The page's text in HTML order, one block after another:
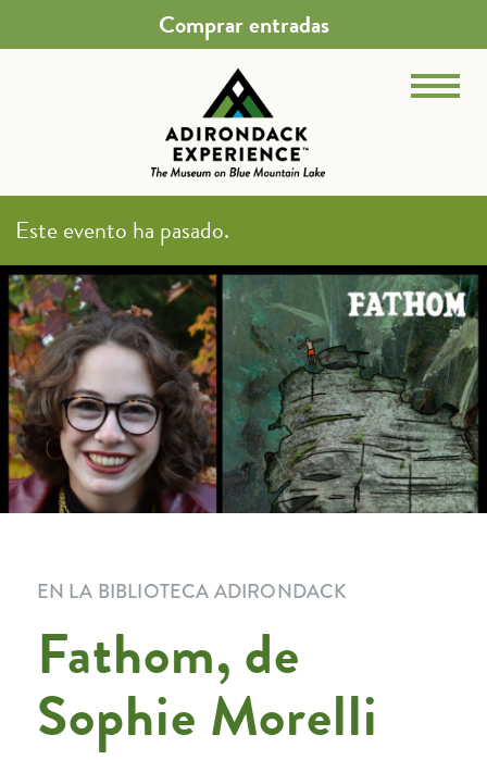
Comprar entradas
Este evento ha pasado.
EN LA BIBLIOTECA ADIRONDACK
Fathom, de
Sophie Morelli